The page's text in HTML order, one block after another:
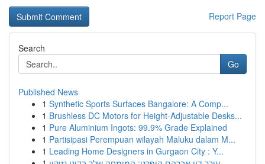
Report Page
Search
Go
Published News
1 Synthetic Sports Surfaces Bangalore: A Comp...
1 Brushless DC Motors for Height-Adjustable Desks...
1 Pure Aluminium Ingots: 99.9% Grade Explained
1 Partisipasi Perempuan wilayah Maluku dalam M...
1 Leading Home Designers in Gurgaon City : Y...